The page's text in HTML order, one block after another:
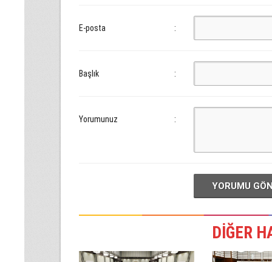
E-posta :
Başlık :
Yorumunuz :
YORUMU
DİĞER